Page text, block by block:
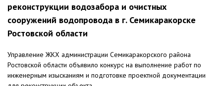
реконструкции водозабора и очистных
сооружений водопровода в г. Семикаракорске
Ростовской области
Управление ЖКХ администрации Семикаракорского района
Ростовской области объявило конкурс на выполнение работ по
инженерным изысканиям и подготовке проектной документации